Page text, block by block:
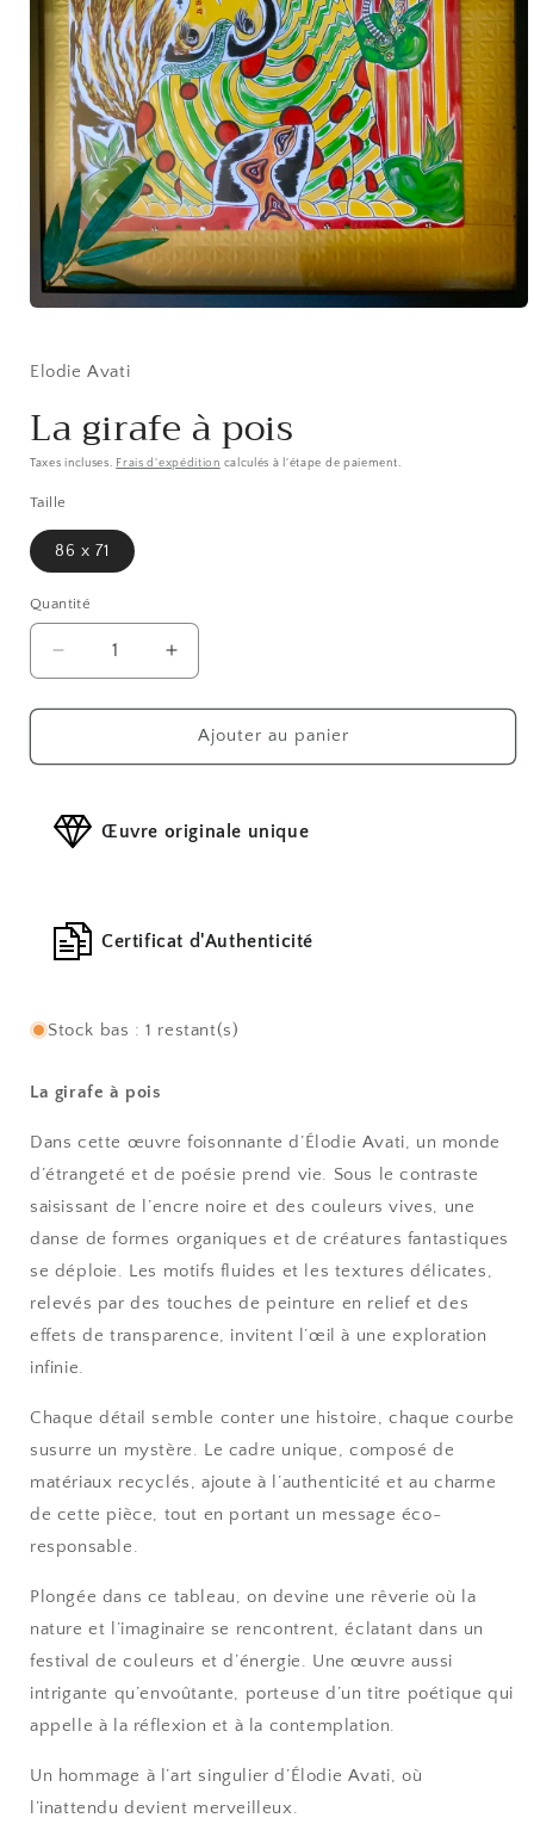
1
fenêtre
modale
Elodie Avati
La girafe à pois
Taxes incluses. Frais d'expédition calculés à l'étape de paiement.
Taille
86 x 71
Quantité
Réduire
la
quantité
La
à
pois
Augmenter
la
quantité
La
pois
Ajouter au panier
Œuvre originale unique
Certificat d'Authenticité
Stock bas : 1 restant(s)
La girafe à pois
Dans cette œuvre foisonnante d’Élodie Avati, un monde
d’étrangeté et de poésie prend vie. Sous le contraste
saisissant de l’encre noire et des couleurs vives, une
danse de formes organiques et de créatures fantastiques
se déploie. Les motifs fluides et les textures délicates,
relevés par des touches de peinture en relief et des
effets de transparence, invitent l’œil à une exploration
infinie.
Chaque détail semble conter une histoire, chaque courbe
susurre un mystère. Le cadre unique, composé de
matériaux recyclés, ajoute à l’authenticité et au charme
de cette pièce, tout en portant un message éco-
responsable.
Plongée dans ce tableau, on devine une rêverie où la
nature et l’imaginaire se rencontrent, éclatant dans un
festival de couleurs et d’énergie. Une œuvre aussi
intrigante qu’envoûtante, porteuse d’un titre poétique qui
appelle à la réflexion et à la contemplation.
Un hommage à l’art singulier d’Élodie Avati, où
l’inattendu devient merveilleux.